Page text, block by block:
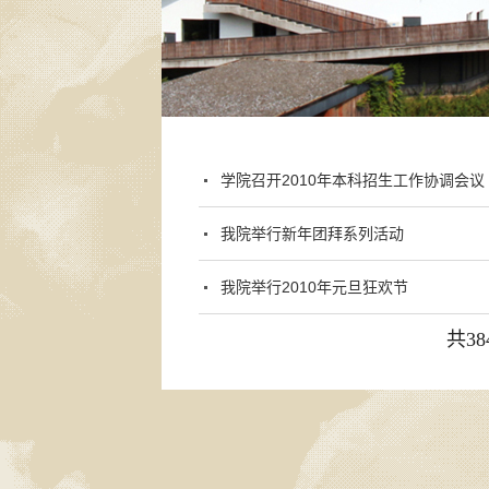
学院召开2010年本科招生工作协调会议
我院举行新年团拜系列活动
我院举行2010年元旦狂欢节
共